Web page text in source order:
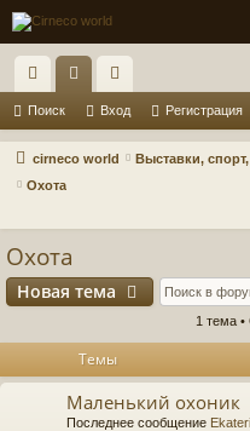
с
ы
лк
ум
ы
ол
ьз
и
Поиск Вход Регистрация
cirneco world
Выставки,
Охота
Охота
Новая тема
1 тема •
Темы
Маленький охоник
Последнее сообщение